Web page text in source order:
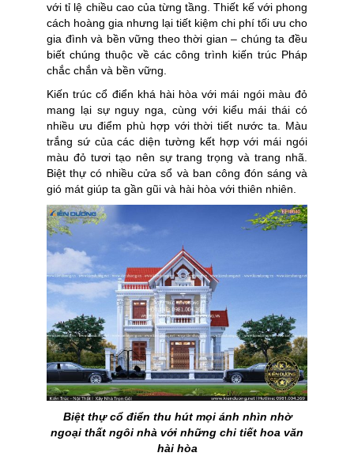
với tỉ lệ chiều cao của từng tầng. Thiết kế với phong
cách hoàng gia nhưng lại tiết kiệm chi phí tối ưu cho
gia đình và bền vững theo thời gian – chúng ta đều
biết chúng thuộc về các công trình kiến trúc Pháp
chắc chắn và bền vững.
Kiến trúc cổ điển khá hài hòa với mái ngói màu đỏ
mang lại sự nguy nga, cùng với kiểu mái thái có
nhiều ưu điểm phù hợp với thời tiết nước ta. Màu
trắng sứ của các diện tường kết hợp với mái ngói
màu đỏ tươi tạo nên sự trang trọng và trang nhã.
Biệt thự có nhiều cửa sổ và ban công đón sáng và
gió mát giúp ta gần gũi và hài hòa với thiên nhiên.
Biệt thự cổ điển thu hút mọi ánh nhìn nhờ
ngoại thất ngôi nhà với những chi tiết hoa văn
hài hòa